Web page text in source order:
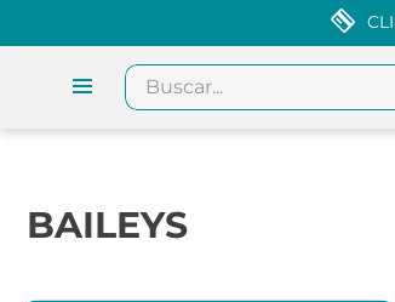
Buscar...
BAILEYS